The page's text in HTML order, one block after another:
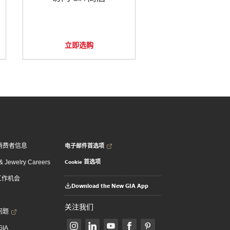
立即选购
费者信息
Jewelry Careers
作机会
题
电子邮件首选项
Cookie 首选项
Download the New GIA App
关注我们